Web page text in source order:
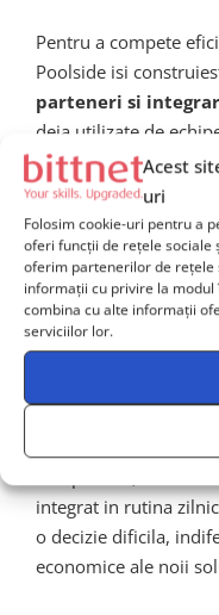
Acest
uri
Folosim cookie-uri pentru a
oferi funcții de rețele sociale
oferim partenerilor de rețele
informații cu privire la
combina cu alte informații
serviciilor lor.
Pentru a compete
Poolside isi
parteneri si
deja utilizate de
Integrarea nativa cu
Studio Code,
de CI/CD
Deployment) si
sursa precum GitHub
esentiale ale
Cu cat modelele AI
de lucru existente
este un
integrat in rutina
o decizie dificila,
economice ale noii